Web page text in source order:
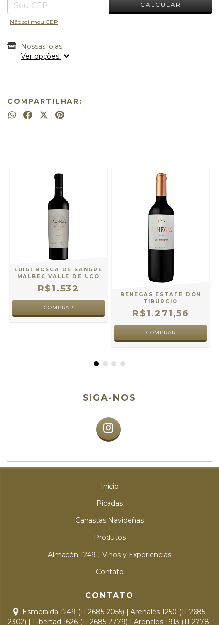
CALCULAR
Não sei meu CEP
Nossas lojas
Ver opções
COMPARTILHAR:
LUIGI BOSCA DE SANGRE
MALBEC VALLE DE UCO
R$1.532
BENEGAS ESTATE DON
TIBURCIO
R$1.271,56
SIGA-NOS
Início
Picadas
Canastas Navideñas
Produtos
Almacén 1249 | Vinos y Experiencias
Contato
CONTATO
Esmeralda 1249 (11 2685-2055) | Arenales 1250 (11 2685-
2302) | Libertad 1626 (11 2685-2779) | Arenales 1913 (11 2778-